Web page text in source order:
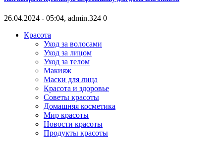
26.04.2024 - 05:04, admin.324 0
Красота
Уход за волосами
Уход за лицом
Уход за телом
Макияж
Маски для лица
Красота и здоровье
Советы красоты
Домашняя косметика
Мир красоты
Новости красоты
Продукты красоты